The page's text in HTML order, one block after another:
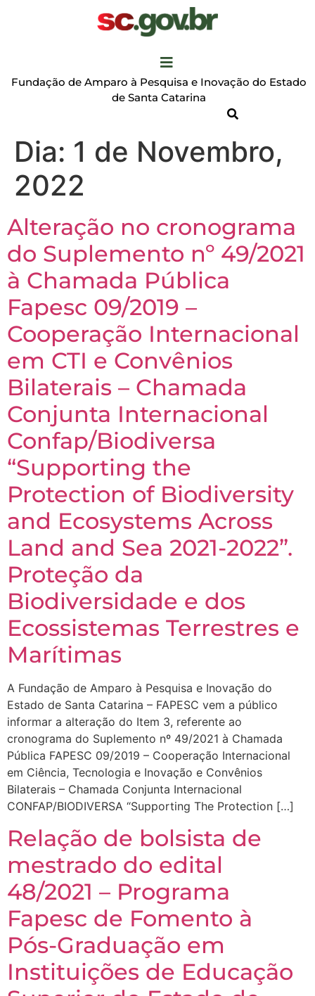
Fundação de Amparo à Pesquisa e Inovação do Estado
de Santa Catarina
Dia: 1 de Novembro,
2022
Alteração no cronograma
do Suplemento nº 49/2021
à Chamada Pública
Fapesc 09/2019 –
Cooperação Internacional
em CTI e Convênios
Bilaterais – Chamada
Conjunta Internacional
Confap/Biodiversa
“Supporting the
Protection of Biodiversity
and Ecosystems Across
Land and Sea 2021-2022”.
Proteção da
Biodiversidade e dos
Ecossistemas Terrestres e
Marítimas
A Fundação de Amparo à Pesquisa e Inovação do
Estado de Santa Catarina – FAPESC vem a público
informar a alteração do Item 3, referente ao
cronograma do Suplemento nº 49/2021 à Chamada
Pública FAPESC 09/2019 – Cooperação Internacional
em Ciência, Tecnologia e Inovação e Convênios
Bilaterais – Chamada Conjunta Internacional
CONFAP/BIODIVERSA “Supporting The Protection […]
Relação de bolsista de
mestrado do edital
48/2021 – Programa
Fapesc de Fomento à
Pós-Graduação em
Instituições de Educação